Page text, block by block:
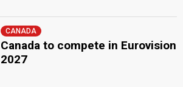
CANADA
Canada to compete in Eurovision
2027